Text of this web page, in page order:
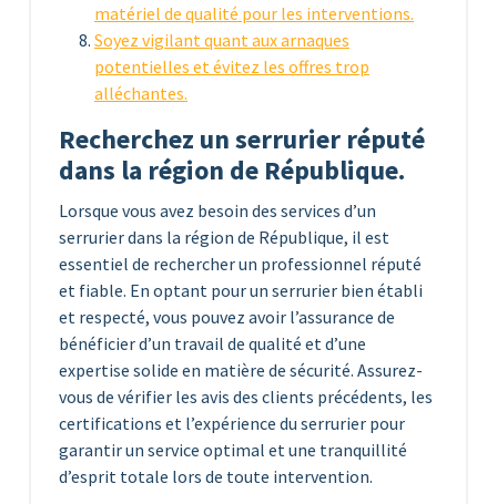
matériel de qualité pour les interventions.
Soyez vigilant quant aux arnaques
potentielles et évitez les offres trop
alléchantes.
Recherchez un serrurier réputé
dans la région de République.
Lorsque vous avez besoin des services d’un
serrurier dans la région de République, il est
essentiel de rechercher un professionnel réputé
et fiable. En optant pour un serrurier bien établi
et respecté, vous pouvez avoir l’assurance de
bénéficier d’un travail de qualité et d’une
expertise solide en matière de sécurité. Assurez-
vous de vérifier les avis des clients précédents, les
certifications et l’expérience du serrurier pour
garantir un service optimal et une tranquillité
d’esprit totale lors de toute intervention.